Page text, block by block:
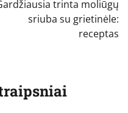
trinta moliūgų
sriuba su grietinėle:
receptas